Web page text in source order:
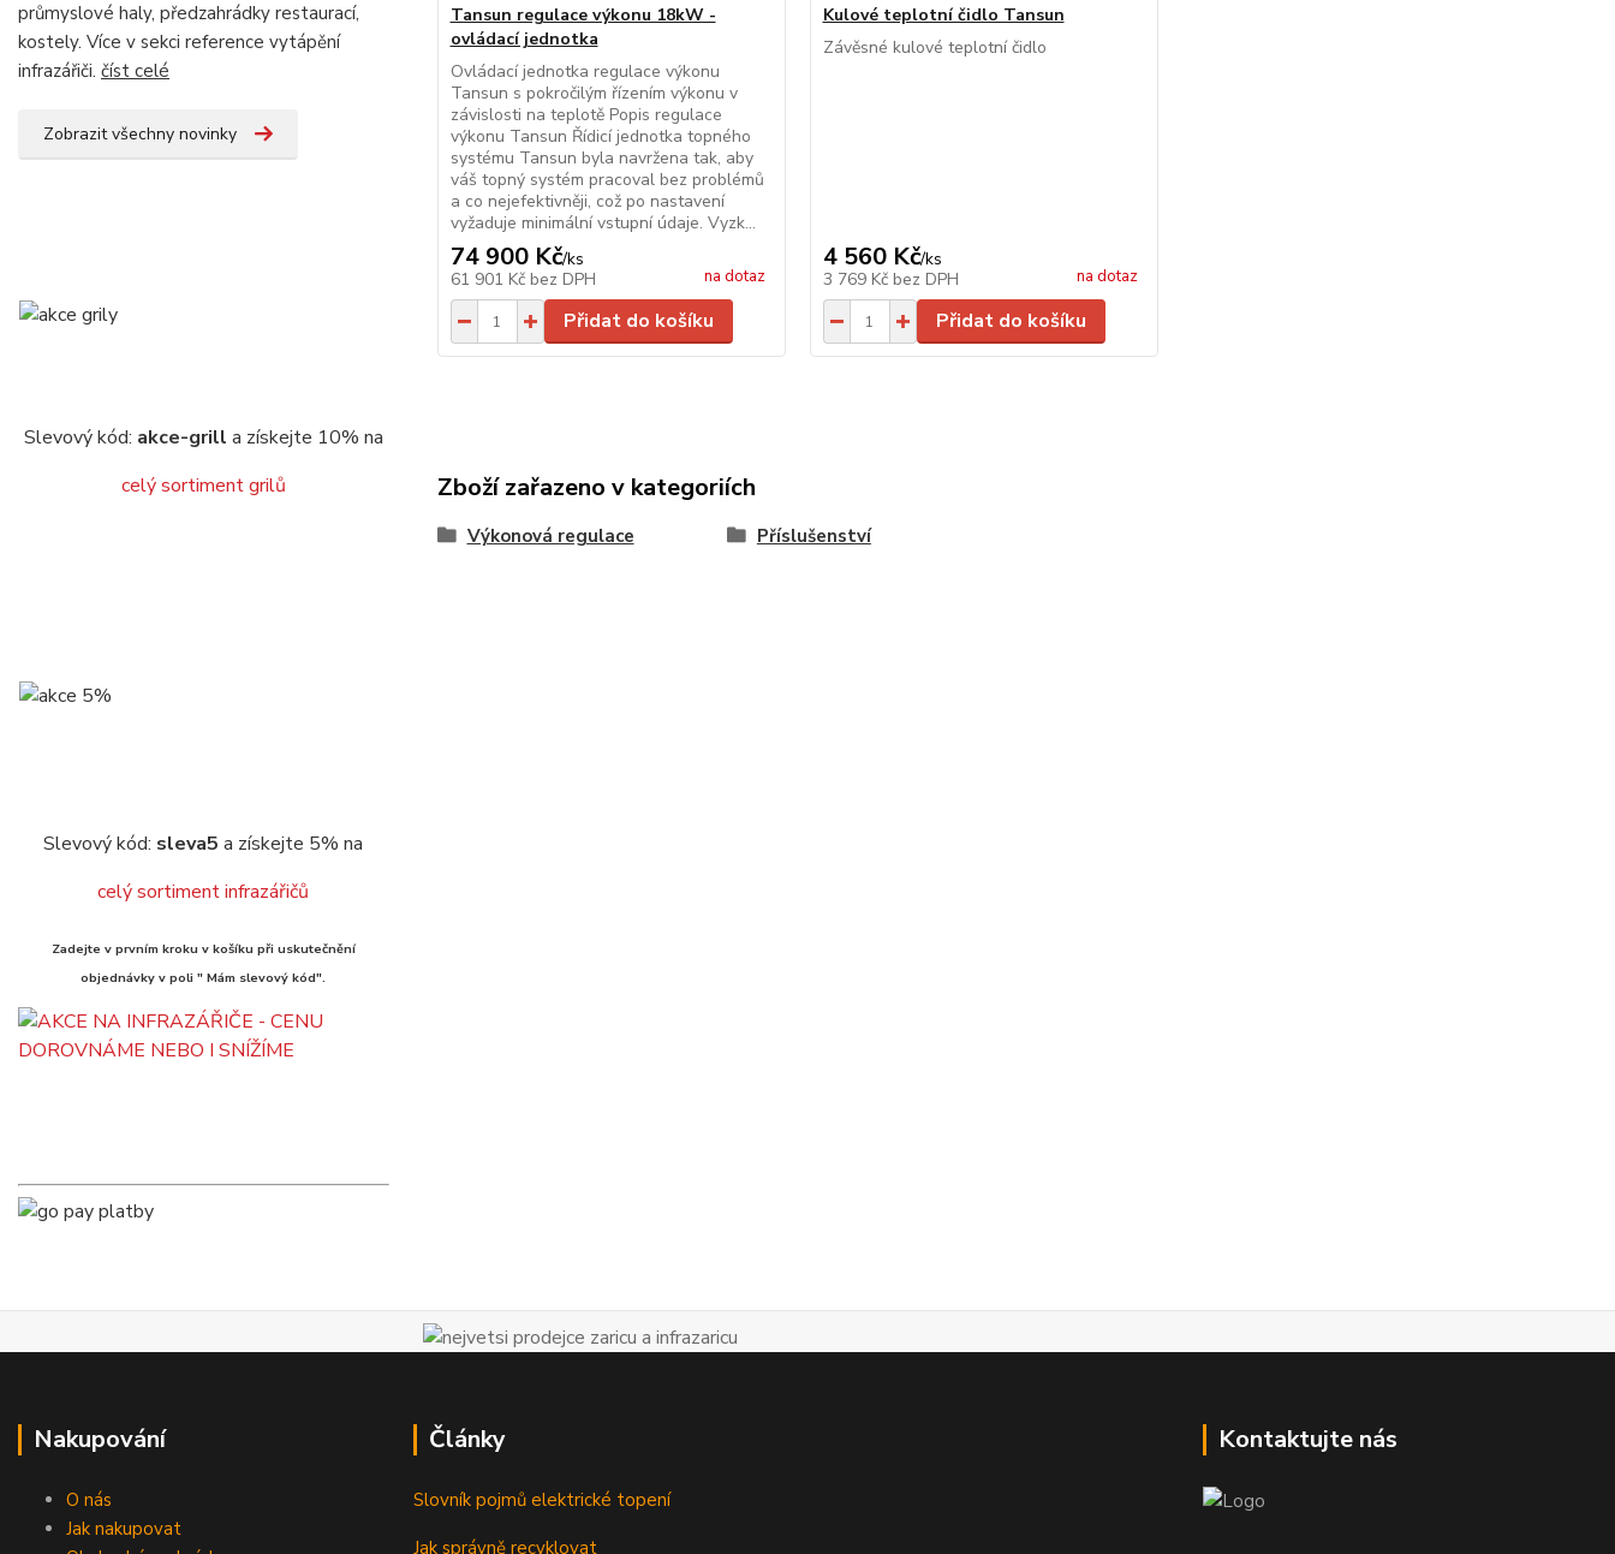
průmyslové haly, předzahrádky restaurací,
kostely. Více v sekci reference vytápění
infrazářiči. číst celé
Zobrazit všechny novinky
Slevový kód: akce-grill a získejte 10% na
celý sortiment grilů
Slevový kód: sleva5 a získejte 5% na
celý sortiment infrazářičů
Zadejte v prvním kroku v košíku při uskutečnění
objednávky v poli " Mám slevový kód".
Tansun regulace výkonu 18kW -
ovládací jednotka
Ovládací jednotka regulace výkonu
Tansun s pokročilým řízením výkonu v
závislosti na teplotě Popis regulace
výkonu Tansun Řídicí jednotka topného
systému Tansun byla navržena tak, aby
váš topný systém pracoval bez problémů
a co nejefektivněji, což po nastavení
vyžaduje minimální vstupní údaje. Vyzk...
74 900 Kč/ks
61 901 Kč bez DPH na dotaz
Přidat do košíku
Kulové teplotní čidlo Tansun
Závěsné kulové teplotní čidlo
4 560 Kč/ks
3 769 Kč bez DPH na dotaz
Přidat do košíku
Zboží zařazeno v kategoriích
Výkonová regulace Příslušenství
Nakupování
O nás
Jak nakupovat
Články
Slovník pojmů elektrické topení
Jak správně recyklovat
Kontaktujte nás